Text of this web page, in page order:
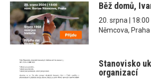
Běž domů,
20. srpna |
Němcova, Praha
Stanovisko
organizací